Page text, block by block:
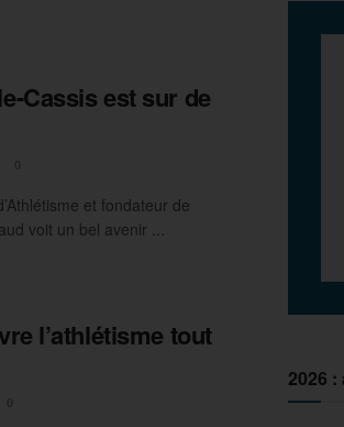
Cassis est sur de
et fondateur de
voit un bel avenir ...
l’athlétisme tout
2026